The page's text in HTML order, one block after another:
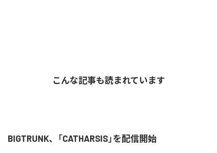
こんな記事も読まれています
BIGTRUNK、「CATHARSIS」を配信開始